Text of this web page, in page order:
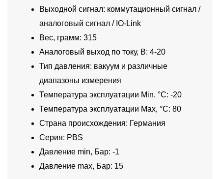
Выходной сигнал: коммутационный сигнал /
аналоговый сигнал / IO-Link
Вес, грамм: 315
Аналоговый выход по току, В: 4-20
Тип давления: вакуум и различные
диапазоны измерения
Температура эксплуатации Min, °C: -20
Температура эксплуатации Max, °C: 80
Страна происхождения: Германия
Серия: PBS
Давление min, Бар: -1
Давление max, Бар: 15